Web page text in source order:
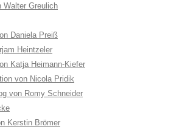
Walter Greulich
Daniela Preiß
Heintzeler
Katja Heimann-Kiefer
von Nicola Pridik
von Romy Schneider
Kerstin Brömer